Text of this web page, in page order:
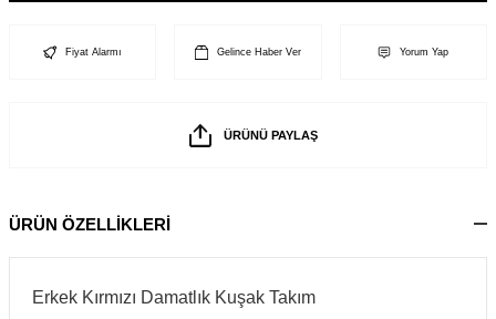
Fiyat Alarmı Gelince Haber Ver Yorum Yap
ÜRÜNÜ PAYLAŞ
ÜRÜN ÖZELLİKLERİ
Erkek Kırmızı Damatlık Kuşak Takım